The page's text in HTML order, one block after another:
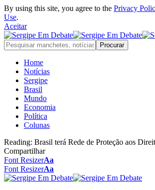
By using this site, you agree to the Privacy
Use.
Aceitar
Home
Notícias
Sergipe
Brasil
Mundo
Economia
Política
Colunas
Reading: Brasil terá Rede de Proteção aos
Compartilhar
Font ResizerAa
Font ResizerAa